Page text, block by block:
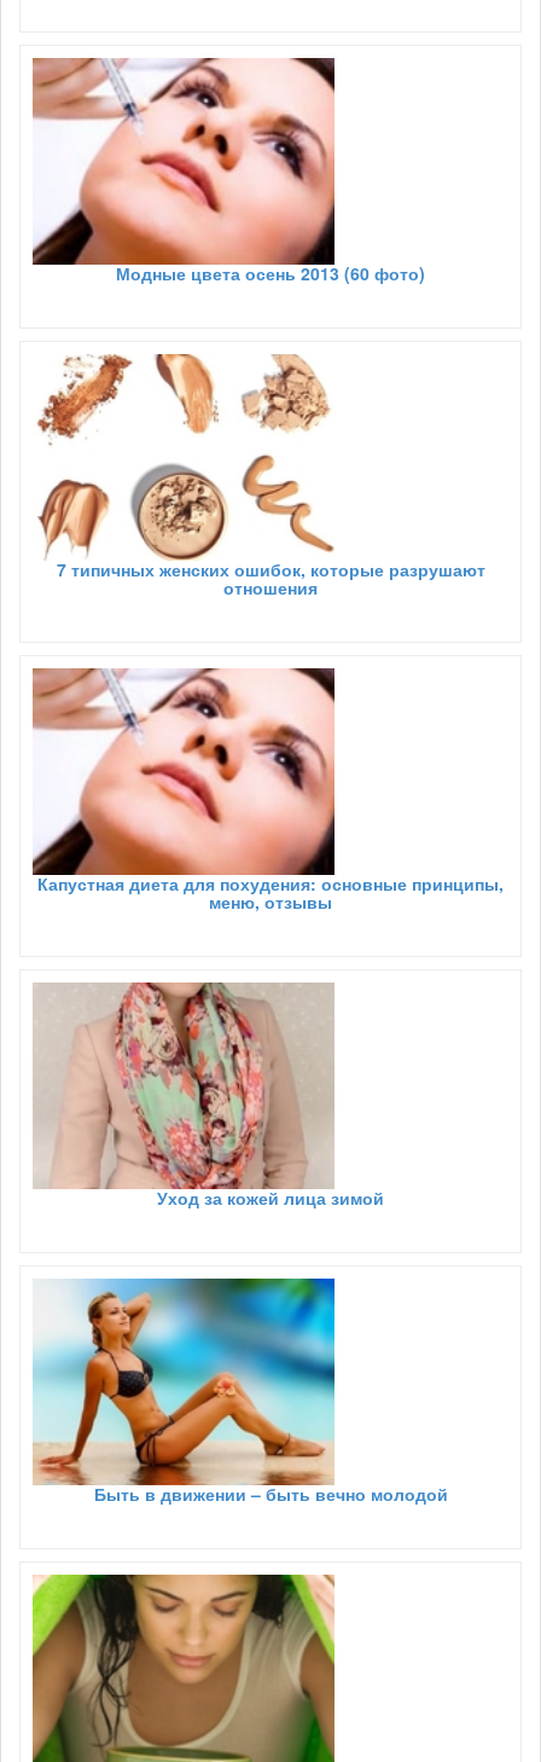
Модные цвета осень 2013 (60 фото)
7 типичных женских ошибок, которые разрушают
отношения
Капустная диета для похудения: основные принципы,
меню, отзывы
Уход за кожей лица зимой
Быть в движении – быть вечно молодой